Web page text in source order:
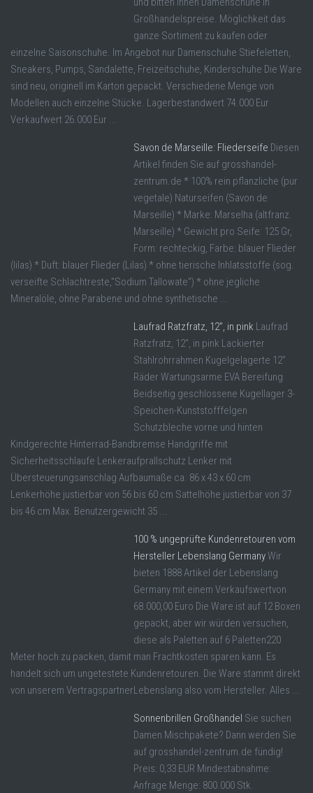
Großhandelspreise. Möglichkeit das
ganze Sortiment zu kaufen oder
einzelne Saisonschuhe. Im Angebot nur Damenschuhe Stiefeletten,
Sneakers, Pumps, Sandalette, Freizeitschuhe, Kinderschuhe Die Ware
sind neu, originell im Karton gepackt. Verschiedene Menge von
Modellen auch einzelne Stücke. Lagerbestandwert 74.000 Eur
Verkaufwert 26.000 Eur ...
Savon de Marseille: Fliederseife Diesen
Artikel finden Sie auf grosshandel-
zentrum.de * 100% rein pflanzliche (pur
vegetale) Naturseifen (Savon de
Marseille) * Marke: Marselha (altfranz.
Marseille) * Gewicht pro Seife: 125 Gr,
Form: rechteckig, Farbe: blauer Flieder
(lilas) * Duft: blauer Flieder (Lilas) * ohne tierische Inhlatsstoffe (sog.
verseifte Schlachtreste,"Sodium Tallowate") * ohne jegliche
Mineralöle, ohne Parabene und ohne synthetische ...
Laufrad Ratzfratz, 12″, in pink Laufrad
Ratzfratz, 12", in pink Lackierter
Stahlrohrrahmen Kugelgelagerte 12"
Räder Wartungsarme EVA Bereifung
Beidseitig geschlossene Kugellager 3-
Speichen-Kunststofffelgen
Schutzbleche vorne und hinten
Kindgerechte Hinterrad-Bandbremse Handgriffe mit
Sicherheitsschlaufe Lenkeraufprallschutz Lenker mit
Übersteuerungsanschlag Aufbaumaße ca. 86 x 43 x 60 cm
Lenkerhöhe justierbar von 56 bis 60 cm Sattelhöhe justierbar von 37
bis 46 cm Max. Benutzergewicht 35 ...
100 % ungeprüfte Kundenretouren vom
Hersteller Lebenslang GermanyWir
bieten 1888 Artikel der Lebenslang
Germany mit einem Verkaufswertvon
68.000,00 Euro Die Ware ist auf 12 Boxen
gepackt, aber wir würden versuchen,
diese als Paletten auf 6 Paletten220
Meter hoch zu packen, damit man Frachtkosten sparen kann. Es
handelt sich um ungetestete Kundenretouren. Die Ware stammt direkt
von unserem VertragspartnerLebenslang also vom Hersteller. Alles ...
Sonnenbrillen Großhandel Sie suchen
Damen Mischpakete? Dann werden Sie
auf grosshandel-zentrum.de fündig!
Preis: 0,33 EUR Mindestabnahme:
Anfrage Menge: 800.000 Stk.